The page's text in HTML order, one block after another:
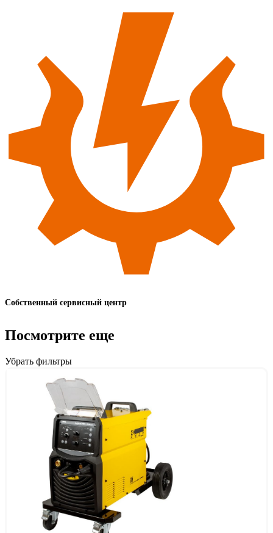
Собственный сервисный центр
Посмотрите еще
Убрать фильтры